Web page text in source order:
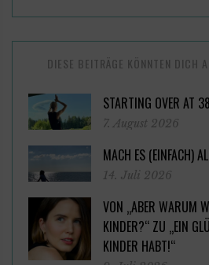
DIESE BEITRÄGE KÖNNTEN DICH
STARTING OVER AT
7. August 2026
MACH ES (EINFACH)
14. Juli 2026
VON „ABER WARUM
KINDER?“ ZU „EIN
KINDER HABT!“